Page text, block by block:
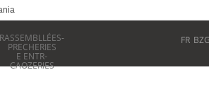
RASSEMBLLÉES-
PRECHERIES
E ENTR-
CAOZERIES
FR BZG